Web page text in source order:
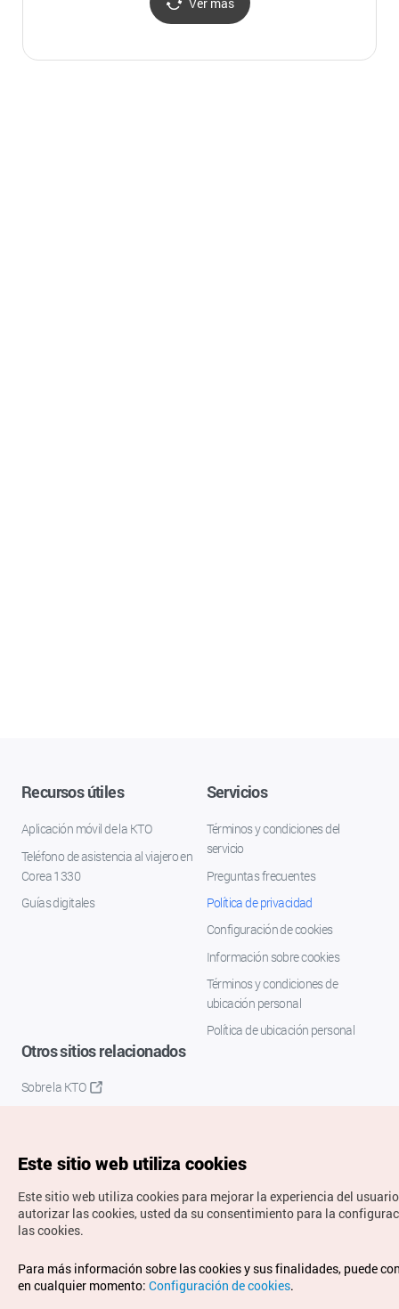
Recursos útiles
Aplicación móvil de la KTO
Teléfono de asistencia al viajero en
Corea 1330
Guías digitales
Servicios
Términos y condiciones del
servicio
Preguntas frecuentes
Política de privacidad
Configuración de cookies
Información sobre cookies
Términos y condiciones de
ubicación personal
Política de ubicación personal
Otros sitios relacionados
Sobre la KTO
Copyrights © Organización de Turismo de Corea. Todos los
derechos reservados.
Para informes de errores y cuestiones relacionadas con el
Este sitio web utiliza cookies
Este sitio web utiliza cookies para mejorar la experiencia del
autorizar las cookies, usted da su consentimiento para la
las cookies.
Para más información sobre las cookies y sus finalidades, puede
en cualquier momento: Configuración de cookies.